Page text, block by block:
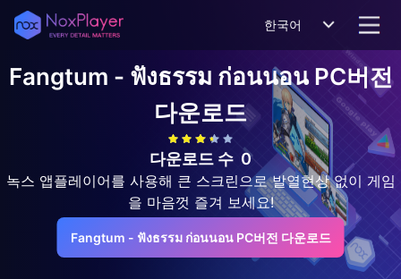
한국어
Fangtum - ฟังธรรม ก่อนนอนPC버전
다운로드
다운로드 수 0
녹스 앱플레이어를 사용해 큰 스크린으로 발열현상 없이 게임
을 마음껏 즐겨 보세요!
Fangtum - ฟังธรรม ก่อนนอน PC버전 다운로드